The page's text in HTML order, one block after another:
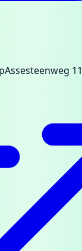
Assesteenweg